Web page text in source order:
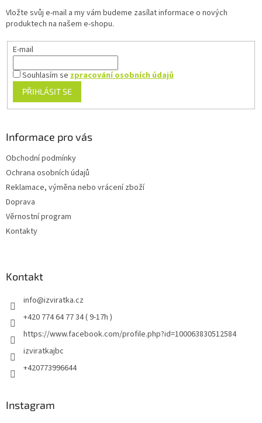
Vložte svůj e-mail a my vám budeme zasílat informace o nových
produktech na našem e-shopu.
E-mail
Souhlasím sezpracování osobních údajů
PŘIHLÁSIT SE
Informace pro vás
Obchodní podmínky
Ochrana osobních údajů
Reklamace, výměna nebo vrácení zboží
Doprava
Věrnostní program
Kontakty
Kontakt
info@izviratka.cz
+420 774 64 77 34 ( 9-17h )
https://www.facebook.com/profile.php?id=100063830512584
izviratkajbc
+420773996644
Instagram